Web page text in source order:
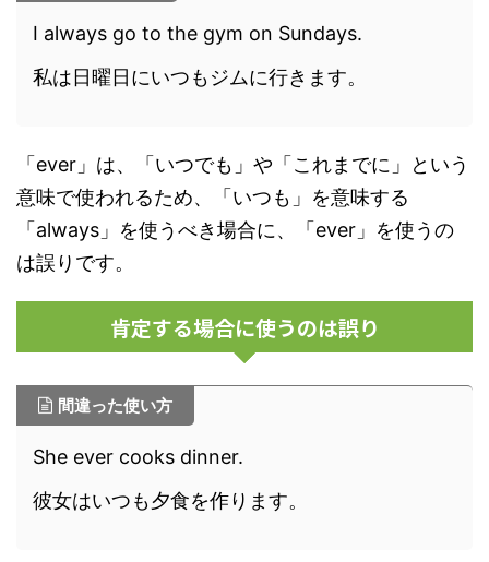
I always go to the gym on Sundays.
私は日曜日にいつもジムに行きます。
「ever」は、「いつでも」や「これまでに」という
意味で使われるため、「いつも」を意味する
「always」を使うべき場合に、「ever」を使うの
は誤りです。
肯定する場合に使うのは誤り
間違った使い方
She ever cooks dinner.
彼女はいつも夕食を作ります。